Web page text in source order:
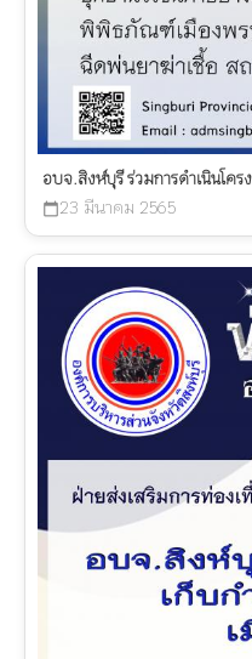
อบจ.สิงห์บุรี ร่วมการดำเนินโค
calendar_today23 มีนาคม 2565